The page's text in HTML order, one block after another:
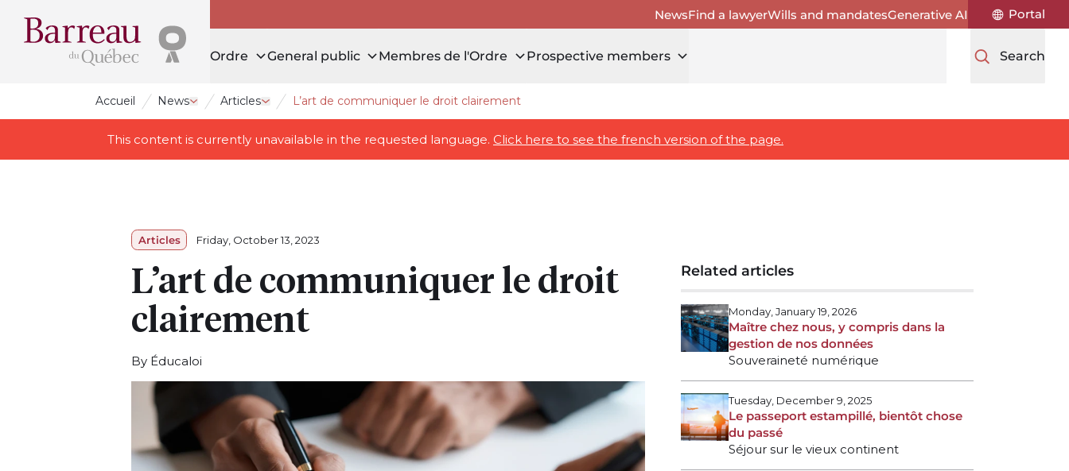
NewsFind a lawyerWills and mandatesGenerative AI Portal
Ordre General public Membres de l'Ordre Prospective members Search
Accueil News Open drawer News
Articles Open drawer Articles
L’art de communiquer le droit clairement
This content is currently unavailable in the requested language. Click here to see the french version of the page.
Articles Friday, October 13, 2023
L’art de communiquer le droit
clairement
By Éducaloi
Related articles
Monday, January 19, 2026
Maître chez nous, y compris dans la
gestion de nos données
Souveraineté numérique
Tuesday, December 9, 2025
Le passeport estampillé, bientôt chose
du passé
Séjour sur le vieux continent